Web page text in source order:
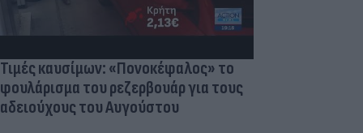
Τιμές καυσίμων: «Πονοκέφαλος» το
φουλάρισμα του ρεζερβουάρ για τους
αδειούχους του Αυγούστου